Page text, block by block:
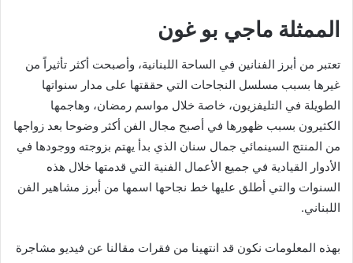
الممثلة ماجي بو غون
تعتبر من أبرز الفنانين في الساحة اللبنانية، وأصبحت أكثر تأثيراً من
غيرها بسبب مسلسل النجاحات التي حققتها على مدار سنواتها
الطويلة في التليفزيون، خاصة خلال مواسم رمضان، وهاجمها
الكثيرون بسبب ظهورها في أصبح مجال الفن أكثر وضوحا بعد زواجها
من المنتج السينمائي جمال سنان الذي بدأ يهتم بزوجته ووجودها في
الأدوار القيادية في جميع الأعمال الفنية التي قدمتها خلال هذه
السنوات والتي أطلق عليها خط نجاحها اسمها من أبرز مشاهير الفن
اللبناني.
بهذه المعلومات نكون قد انتهينا من فقرات مقالنا عن فيديو مشاجرة